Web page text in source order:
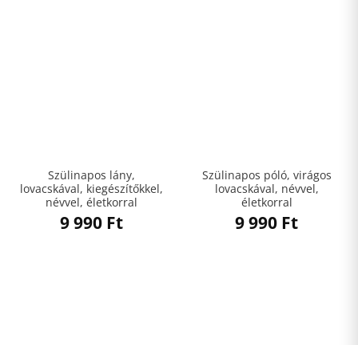
Szülinapos lány,
lovacskával, kiegészítőkkel,
névvel, életkorral
9 990 Ft
Szülinapos póló, virágos
lovacskával, névvel,
életkorral
9 990 Ft